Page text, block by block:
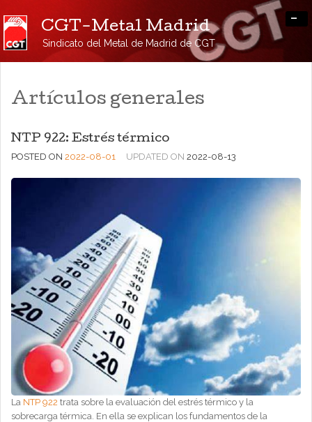
CGT-Metal Madrid
Sindicato del Metal de Madrid de CGT
-
Artículos generales
NTP 922: Estrés térmico
POSTED ON 2022-08-01 UPDATED ON 2022-08-13
La NTP 922 trata sobre la evaluación del estrés térmico y la
sobrecarga térmica. En ella se explican los fundamentos de la